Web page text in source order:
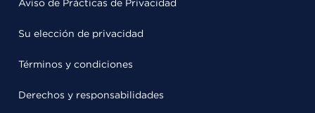
Aviso de Prácticas de Privacidad
Su elección de privacidad
Términos y condiciones
Derechos y responsabilidades